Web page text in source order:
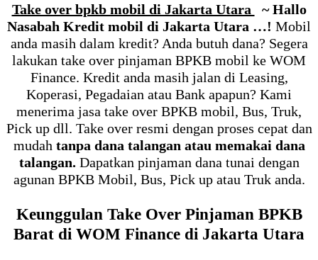
Take over bpkb mobil di Jakarta Utara
~ Hallo
Nasabah Kredit mobil di Jakarta Utara …! Mobil
anda masih dalam kredit? Anda butuh dana? Segera
lakukan take over pinjaman BPKB mobil ke WOM
Finance. Kredit anda masih jalan di Leasing,
Koperasi, Pegadaian atau Bank apapun? Kami
menerima jasa take over BPKB mobil, Bus, Truk,
Pick up dll. Take over resmi dengan proses cepat dan
mudah tanpa dana talangan atau memakai dana
talangan. Dapatkan pinjaman dana tunai dengan
agunan BPKB Mobil, Bus, Pick up atau Truk anda.
Keunggulan Take Over Pinjaman BPKB
Barat di WOM Finance di Jakarta Utara